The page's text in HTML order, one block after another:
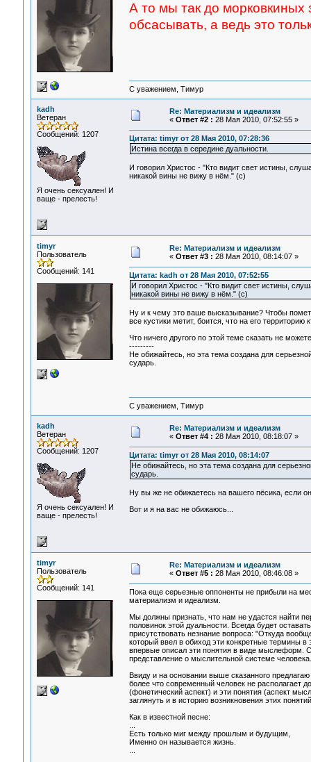
А то мы так до морковкиных
обсасывать, а ведь это
С уважением, Тимур
kadh
Ветеран
Сообщений: 1207
Я очень сексуален! И
ваще - прелесть!
Re: Материализм и идеализм
« Ответ #2 : 28 Мая 2010, 07:52:55 »
Цитата: timyr от 28 Мая 2010, 07:28:36
Истина всегда в середине дуальности.
И говорил Христос - "Кто видит свет истины,
никакой вины не вижу в нём." (с)
timyr
Пользователь
Сообщений: 141
Re: Материализм и идеализм
« Ответ #3 : 28 Мая 2010, 08:14:07 »
Цитата: kadh от 28 Мая 2010, 07:52:55
И говорил Христос - "Кто видит свет истины,
никакой вины не вижу в нём." (с)
Ну и к чему это ваше высказывание? Чтобы
все кустики метит, боится, что на его территорию
Что ничего другого по этой теме сказать не
---------
Не обижайтесь, но эта тема создана для
сударь.
С уважением, Тимур
kadh
Ветеран
Сообщений: 1207
Я очень сексуален! И
ваще - прелесть!
Re: Материализм и идеализм
« Ответ #4 : 28 Мая 2010, 08:18:07 »
Цитата: timyr от 28 Мая 2010, 08:14:07
Не обижайтесь, но эта тема создана для
сударь.
Ну вы же не обижаетесь на вашего пёсика, если
Вот и я на вас не обижаюсь...
timyr
Пользователь
Сообщений: 141
Re: Материализм и идеализм
« Ответ #5 : 28 Мая 2010, 08:46:08 »
Пока еще серьезные оппоненты не прибыли на
материализм и идеализм.
Мы должны признать, что нам не удастся найти
половинок этой дуальности. Всегда будет
присутствовать незнание вопроса: "Откуда
который ввел в обиход эти конкретные термины в
впервые описал эти понятия в виде мыслеформ.
представление о мыслительной системе человека.
Ввиду и на основании выше сказанного
более что современный человек не располагает
(фонетический аспект) и эти понятия (аспект
заглянуть и в историю возникновения этих
Как в известной песне:
Есть только миг между прошлым и будущим,
Именно он называется жизнь.